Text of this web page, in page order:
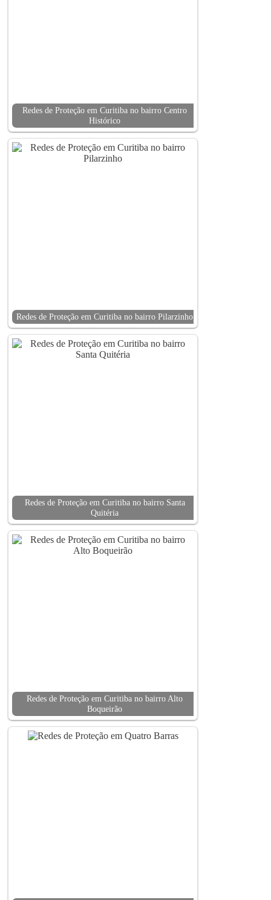
Redes de Proteção em Curitiba no bairro Centro
Histórico
Redes de Proteção em Curitiba no bairro Pilarzinho
Redes de Proteção em Curitiba no bairro Santa
Quitéria
Redes de Proteção em Curitiba no bairro Alto
Boqueirão